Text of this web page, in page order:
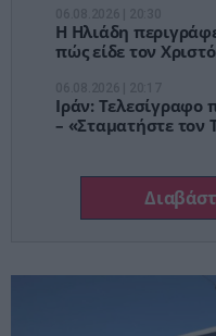
Η Ηλιάδη
πώς είδε τον
Ιράν: Τελεσίγραφο
– «Σταματήστε τον